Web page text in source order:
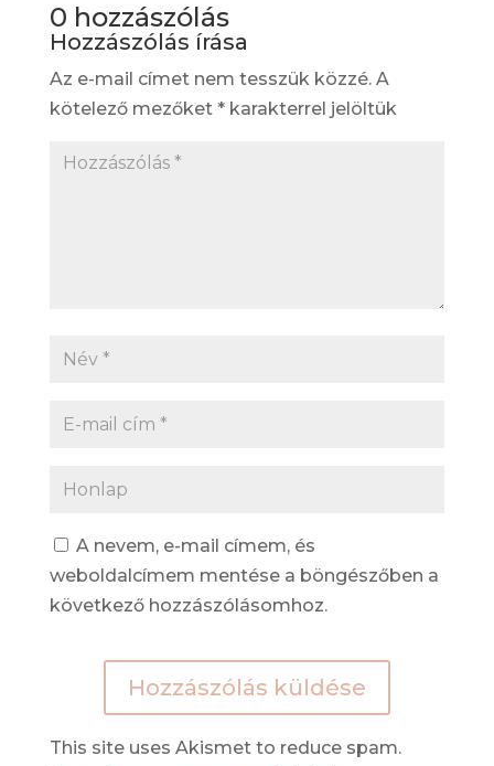
0 hozzászólás
Hozzászólás írása
Az e-mail címet nem tesszük közzé. A
kötelező mezőket *karakterrel jelöltük
A nevem, e-mail címem, és
weboldalcímem mentése a böngészőben a
következő hozzászólásomhoz.
Hozzászólás küldése
This site uses Akismet to reduce spam.